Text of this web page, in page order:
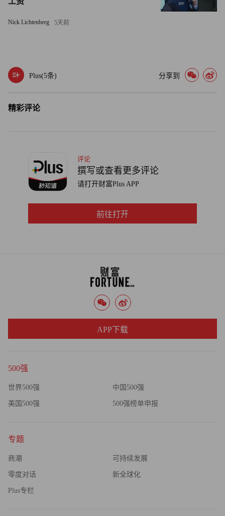
Semiconductor）等企业；中国则正大力推进成熟制程晶圆制
造和半导体级材料的本土产能建设。
上述许多拥有“近乎垄断”地位的企业均来自日本。过去十年
间，日本在提升股东价值方面确实做出了诸多努力，但对于
确实担心，这一改革进程可能出现倒退。
率（ROE）、增强董事会独立性，以及逐步拆解长期存在
的交叉持股体系。然而，日本企业至今仍普遍持有大量现
金，其现金占总资产比例维持在16%至18%，远高于美国和
欧洲企业的水平。此外，尽管73%的投资者认为企业有必要
重新审视资产负债表结构，但真正采取行动的企业仅占约
苗已明确表态，希望企业将账上的现金重新投入实体经济，
用于提高工资和扩大资本支出，而非通过股票回购和派发股
息回馈股东。（财富中文网）
Nick Lichtenberg 5天前
Plus(5条) 分享到
精彩评论
评论
撰写或查看更多评论
请打开财富Plus APP
前往打开
500强
世界500强 中国500强
美国500强 500强榜单申报
专题
商潮 可持续发展
零度对话 新全球化
Plus专栏
APP下载